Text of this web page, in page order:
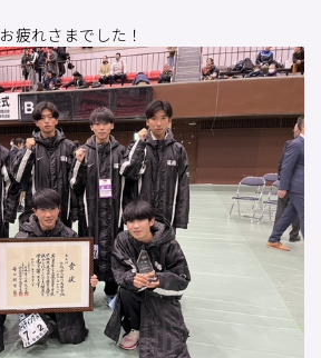
お疲れさまでした！